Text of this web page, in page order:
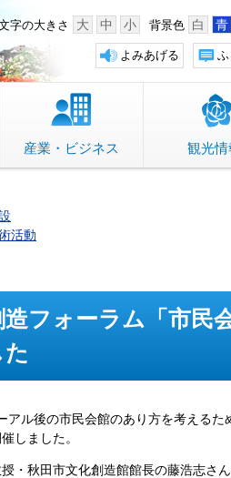
と 背景色 白 青
字の大きさ 大 中 小
よみあげる
産業・ビジネス 観光情
活動
フォーラム「市民
ル後の市民会館のあり方を考えるた
しました。
・秋田市文化創造館館長の藤浩志さ